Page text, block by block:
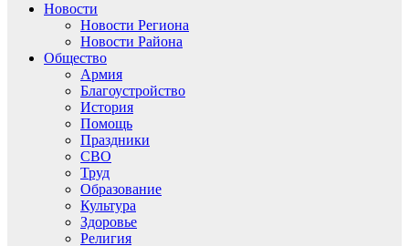
Новости
Новости Региона
Новости Района
Общество
Армия
Благоустройство
История
Помощь
Праздники
СВО
Труд
Образование
Культура
Здоровье
Религия